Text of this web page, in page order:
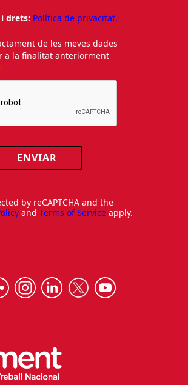
drets: Política de privacitat.
de les meves dades
a la finalitat anteriorment
ENVIAR
by reCAPTCHA and the
and Terms of Service apply.